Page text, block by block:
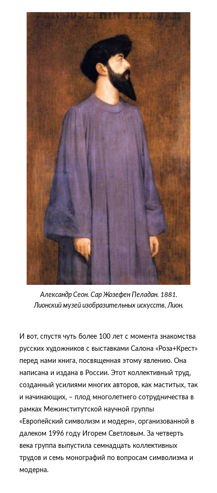
Александр Сеон. Сар Жозефен Пеладан. 1881.
Лионский музей изобразительных искусств, Лион.
И вот, спустя чуть более 100 лет с момента знакомства
русских художников с выставками Салона «Роза+Крест»
перед нами книга, посвященная этому явлению. Она
написана и издана в России. Этот коллективный труд,
созданный усилиями многих авторов, как маститых, так
и начинающих, – плод многолетнего сотрудничества в
рамках Межинститутской научной группы
«Европейский символизм и модерн», организованной в
далеком 1996 году Игорем Светловым. За четверть
века группа выпустила семнадцать коллективных
трудов и семь монографий по вопросам символизма и
модерна.